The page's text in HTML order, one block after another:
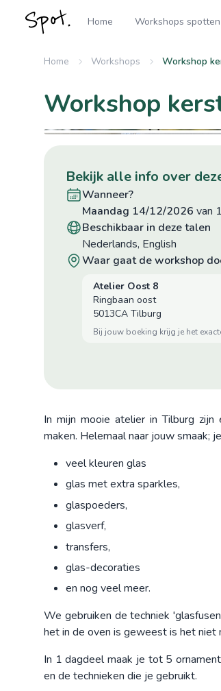
Home Workshops spotten
Home Workshops Workshop
Workshop
bekijk alle info over
wanneer?
maandag 14/12/2026 van
beschikbaar in deze talen
Nederlands, English
waar gaat de workshop
Atelier Oost 8
Ringbaan oost
5013CA Tilburg
bij jouw boeking krijg je het
In mijn mooie atelier in Tilburg
maken. Helemaal naar jouw smaak;
veel kleuren glas
glas met extra sparkles,
glaspoeders,
glasverf,
transfers,
glas-decoraties
en nog veel meer.
We gebruiken de techniek
het in de oven is geweest is het niet
In 1 dagdeel maak je tot 5
en de technieken die je gebruikt.